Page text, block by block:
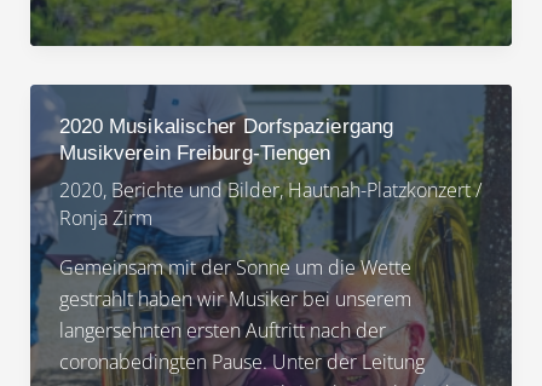
Platzkonzerte
Musikverein
Freiburg-
2020 Musikalischer Dorfspaziergang
Musikverein Freiburg-Tiengen
2020, Berichte und Bilder,Hautnah-Platzkonzert/
Ronja Zirm
Gemeinsam mit der Sonne um die Wette
gestrahlt haben wir Musiker bei unserem
langersehnten ersten Auftritt nach der
coronabedingten Pause. Unter der Leitung